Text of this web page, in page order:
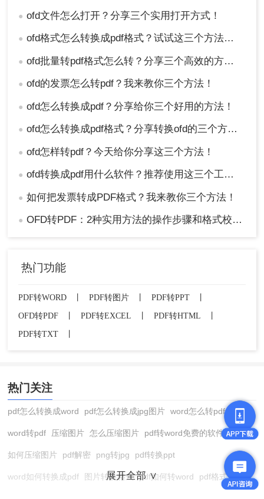
了，打开OFD文件的方法有多种，用户可以根据自
己的需求和习惯选择合适的方法。无论使用哪种方
性和完整性。同时，定期备份和处理OFD文件也是
保护数据安全的重要措施。
● ofd文件怎么打开？分享三个实用打开方式！
● ofd格式怎么转换成pdf格式？试试这三个方法转换！
● ofd批量转pdf格式怎么转？分享三个高效的方法！
● ofd的发票怎么转pdf？我来教你三个方法！
● ofd怎么转换成pdf？分享给你三个好用的方法！
● ofd怎么转换成pdf格式？分享转换ofd的三个方法！
● ofd怎样转pdf？今天给你分享这三个方法！
● ofd转换成pdf用什么软件？推荐使用这三个工具！
● 如何把发票转成PDF格式？我来教你三个方法！
● OFD转PDF：2种实用方法的操作步骤和格式校验要点！
热门功能
PDF转WORD PDF转图片 PDF转PPT
OFD转PDF
PDF转EXCEL PDF转HTML
PDF转TXT
热门关注
pdf怎么转换成word pdf怎么转换成jpg图片 word怎么转pdf
word转pdf 压缩图片 怎么压缩图片 pdf转word免费的软件
如何压缩图片 pdf解密 png转jpg pdf转换ppt
word如何转换成pdf 图片转换格式 pdf如何转word pdf格式转换
展开全部 ∨